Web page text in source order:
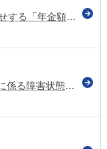
令和8年4月からの年金額をお知らせする「年金額改定通知書」などの発送を開始（日本年金機構）
厚労省通達「障害年金受給権者等に係る障害状態確認届の取扱いについて」の一部を改正